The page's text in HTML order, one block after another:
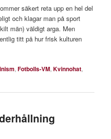
säkert reta upp en hel del
och klagar man på sport
män) väldigt arga. Men
titt på hur frisk kulturen
,Fotbolls-VM,Kvinnohat,